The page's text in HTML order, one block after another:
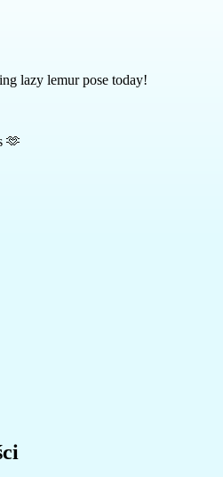
lazy lemur pose today!
🫶